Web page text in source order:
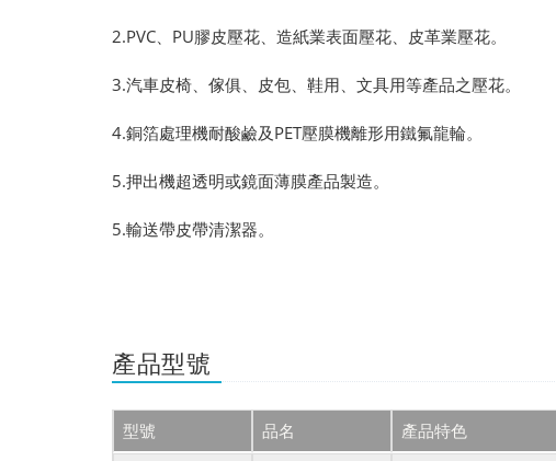
2.PVC PU膠皮壓花、造紙業表面壓花、皮革業壓花。
3.汽車皮椅、 傢俱、皮包、鞋用、文具用等產品之壓花。
4.銅箔處理機耐酸鹼及PET壓膜機離形用鐵氟龍輪。
5.押出機超透明或鏡面薄膜產品製造。
5.輸送帶皮帶清潔器。
產品型號
型號 品名 產品特色